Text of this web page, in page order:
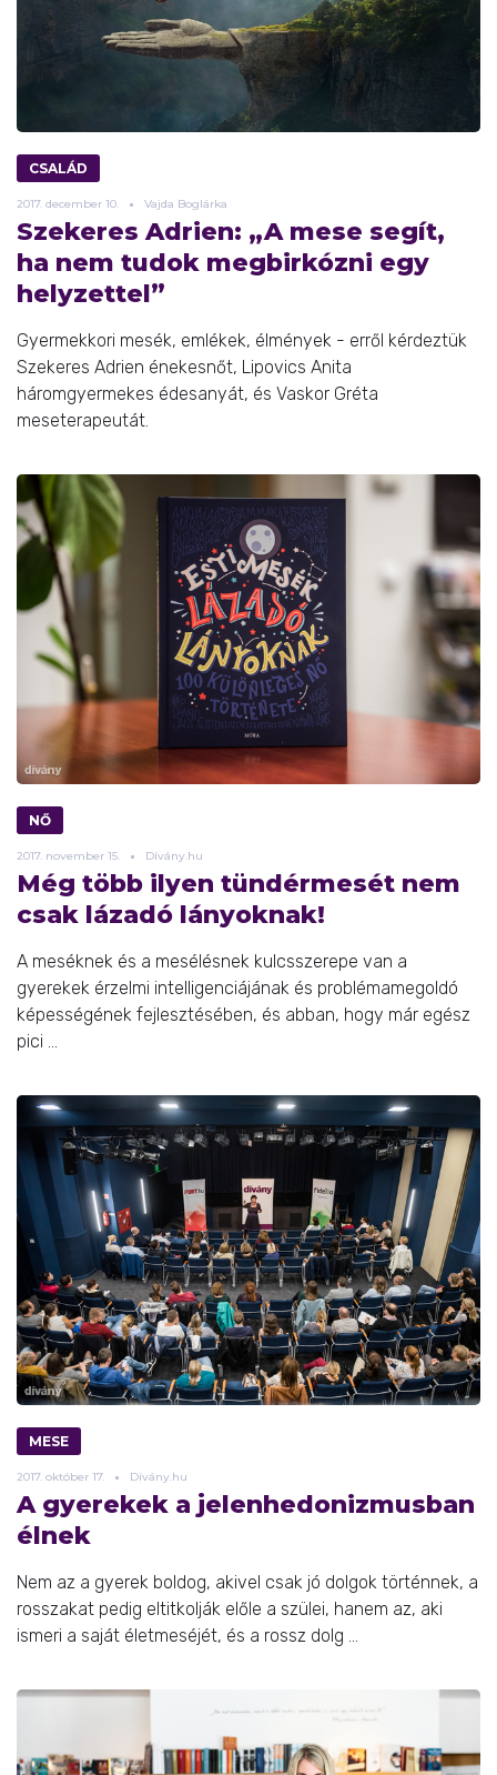
CSALÁD
2017. december 10. Vajda Boglárka
Szekeres Adrien: „A mese segít,
ha nem tudok megbirkózni egy
helyzettel”
Gyermekkori mesék, emlékek, élmények - erről kérdeztük
Szekeres Adrien énekesnőt, Lipovics Anita
háromgyermekes édesanyát, és Vaskor Gréta
meseterapeutát.
NŐ
2017. november 15. Dívány.hu
Még több ilyen tündérmesét nem
csak lázadó lányoknak!
A meséknek és a mesélésnek kulcsszerepe van a
gyerekek érzelmi intelligenciájának és problémamegoldó
képességének fejlesztésében, és abban, hogy már egész
pici ...
MESE
2017. október 17. Dívány.hu
A gyerekek a jelenhedonizmusban
élnek
Nem az a gyerek boldog, akivel csak jó dolgok történnek, a
rosszakat pedig eltitkolják előle a szülei, hanem az, aki
ismeri a saját életmeséjét, és a rossz dolg ...